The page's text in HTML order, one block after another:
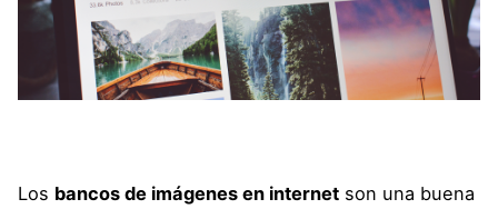
Los bancos de imágenes en internet son una buena